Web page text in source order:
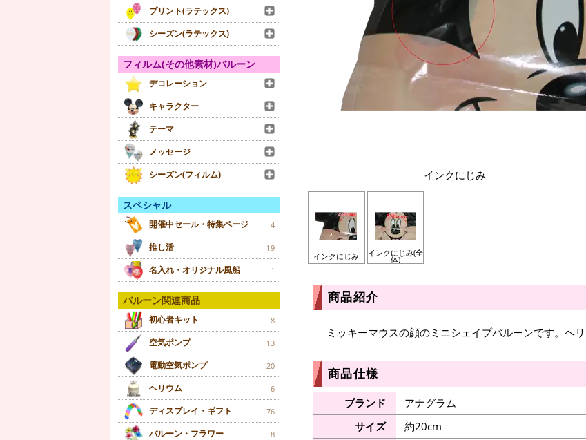
プリント(ラテックス)
シーズン(ラテックス)
フィルム(その他素材)バルーン
デコレーション
キャラクター
テーマ
メッセージ
シーズン(フィルム)
スペシャル
開催中セール・特集ページ 4
推し活 19
名入れ・オリジナル風船 1
バルーン関連商品
初心者キット 8
空気ポンプ 13
電動空気ポンプ 20
ヘリウム 6
ディスプレイ・ギフト 76
バルーン・フラワー 8
インクにじみ
インクにじみ インクにじみ(全
体)
商品紹介
ミッキーマウスの顔のミニシェイプバルーンです。ヘ
商品仕様
ブランド
アナグラム
サイズ
約20cm